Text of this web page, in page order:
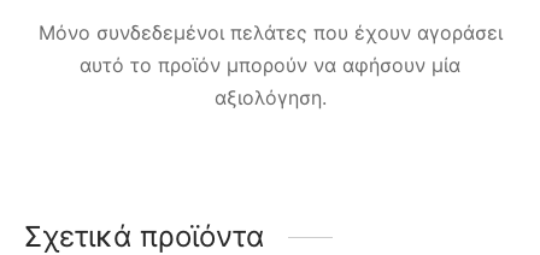
Μόνο συνδεδεμένοι πελάτες που έχουν αγοράσει
αυτό το προϊόν μπορούν να αφήσουν μία
αξιολόγηση.
Σχετικά προϊόντα